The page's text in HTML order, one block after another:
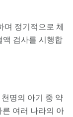
며 정기적으로 체
액 검사를 시행합
명의 아기 중 약
른 여러 나라의 아